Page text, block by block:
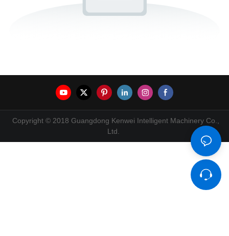
Copyright © 2018 Guangdong Kenwei Intelligent Machinery Co.,
Ltd.